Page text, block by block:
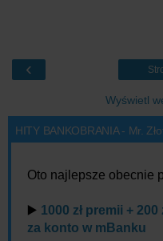
‹
Wyświetl
HITY BANKOBRANIA - Mr.
Oto najlepsze obecnie
▶️ 1000 zł premii +
za konto w mBanku